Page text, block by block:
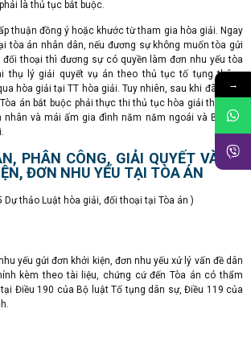
là thủ tục bắt buộc.
thuận đồng ý hoặc khước từ tham gia hòa giải. Ngay
tòa án nhân dân, nếu đương sự không muốn tòa gửi
đối thoại thì đương sự có quyền làm đơn nhu yếu tòa
thụ lý giải quyết vụ án theo thủ tục tố tụng thông
hòa giải tại TT hòa giải. Tuy nhiên, sau khi đã thụ lý
án bắt buộc phải thực thi thủ tục hòa giải theo lao
nhân và mái ấm gia đình năm năm ngoái và Bộ luật
PHÂN CÔNG, GIẢI QUYẾT VÀ XỬ
ĐƠN NHU YẾU TẠI TÒA ÁN
thảo Luật hòa giải, đối thoại tại Tòa án )
yếu gửi đơn khởi kiện, đơn nhu yếu xử lý vấn đề dân
kèm theo tài liệu, chứng cứ đến Tòa án có thẩm
Điều 190 của Bộ luật Tố tụng dân sự, Điều 119 của
→